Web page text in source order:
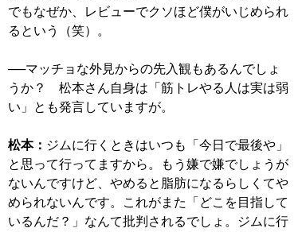
でもなぜか、レビューでクソほど僕がいじめられ
るという（笑）。
──マッチョな外見からの先入観もあるんでしょ
うか？ 松本さん自身は「筋トレやる人は実は弱
い」とも発言していますが。
松本： ジムに行くときはいつも「今日で最後や」
と思って行ってますから。もう嫌で嫌でしょうが
ないんですけど、やめると脂肪になるらしくてや
められないんです。これがまた「どこを目指して
いるんだ？」なんて批判されるでしょ。ジムに行